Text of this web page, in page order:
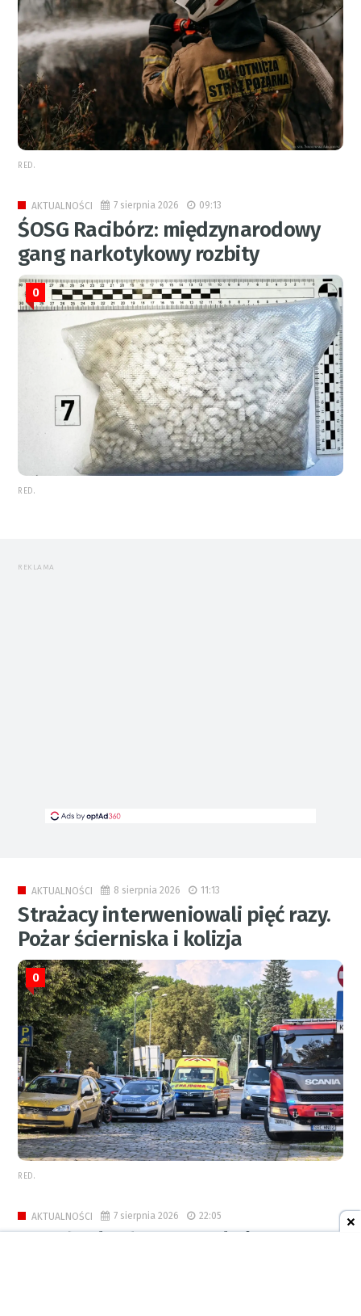
RED.
AKTUALNOŚCI 7 sierpnia 2026 09:13
ŚOSG Racibórz: międzynarodowy
gang narkotykowy rozbity
0
RED.
REKLAMA
AKTUALNOŚCI 8 sierpnia 2026 11:13
Strażacy interweniowali pięć razy.
Pożar ścierniska i kolizja
0
RED.
AKTUALNOŚCI 7 sierpnia 2026 22:05
Urzędy skarbowe zamknięte 14